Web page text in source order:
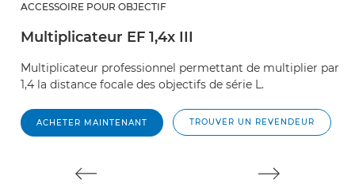
ACCESSOIRE POUR OBJECTIF
Multiplicateur EF 1,4x III
Multiplicateur professionnel permettant de multiplier par
1,4 la distance focale des objectifs de série L.
ACHETER MAINTENANT TROUVER UN REVENDEUR